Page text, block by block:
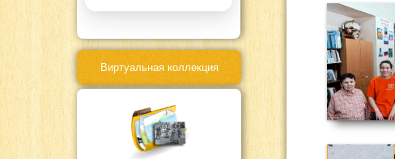
Виртуальная коллекция